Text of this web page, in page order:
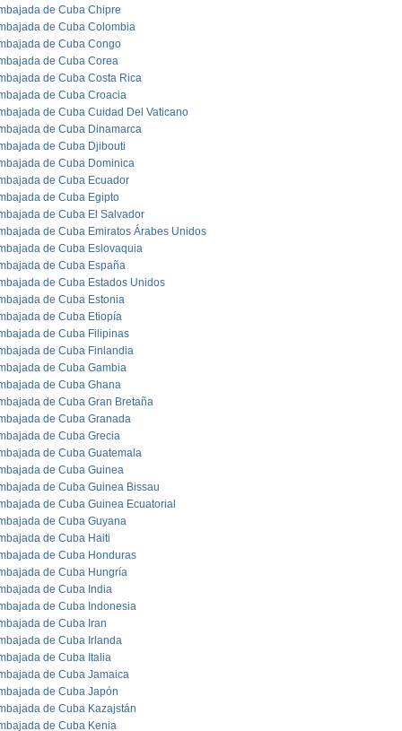
de Cuba Chipre
de Cuba Colombia
de Cuba Congo
de Cuba Corea
de Cuba Costa Rica
de Cuba Croacia
de Cuba Cuidad Del Vaticano
de Cuba Dinamarca
de Cuba Djibouti
de Cuba Dominica
de Cuba Ecuador
de Cuba Egipto
de Cuba El Salvador
de Cuba Emiratos Árabes Unidos
de Cuba Eslovaquia
de Cuba España
de Cuba Estados Unidos
de Cuba Estonia
de Cuba Etiopía
de Cuba Filipinas
de Cuba Finlandia
de Cuba Gambia
de Cuba Ghana
de Cuba Gran Bretaña
de Cuba Granada
de Cuba Grecia
de Cuba Guatemala
de Cuba Guinea
de Cuba Guinea Bissau
de Cuba Guinea Ecuatorial
de Cuba Guyana
de Cuba Haiti
de Cuba Honduras
de Cuba Hungría
de Cuba India
de Cuba Indonesia
de Cuba Iran
de Cuba Irlanda
de Cuba Italia
de Cuba Jamaica
de Cuba Japón
de Cuba Kazajstán
de Cuba Kenia